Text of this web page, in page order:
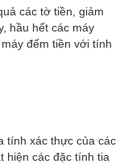
các tờ tiền, giảm
hầu hết các máy
đếm tiền với tính
tính xác thực của các
hiện các đặc tính tia